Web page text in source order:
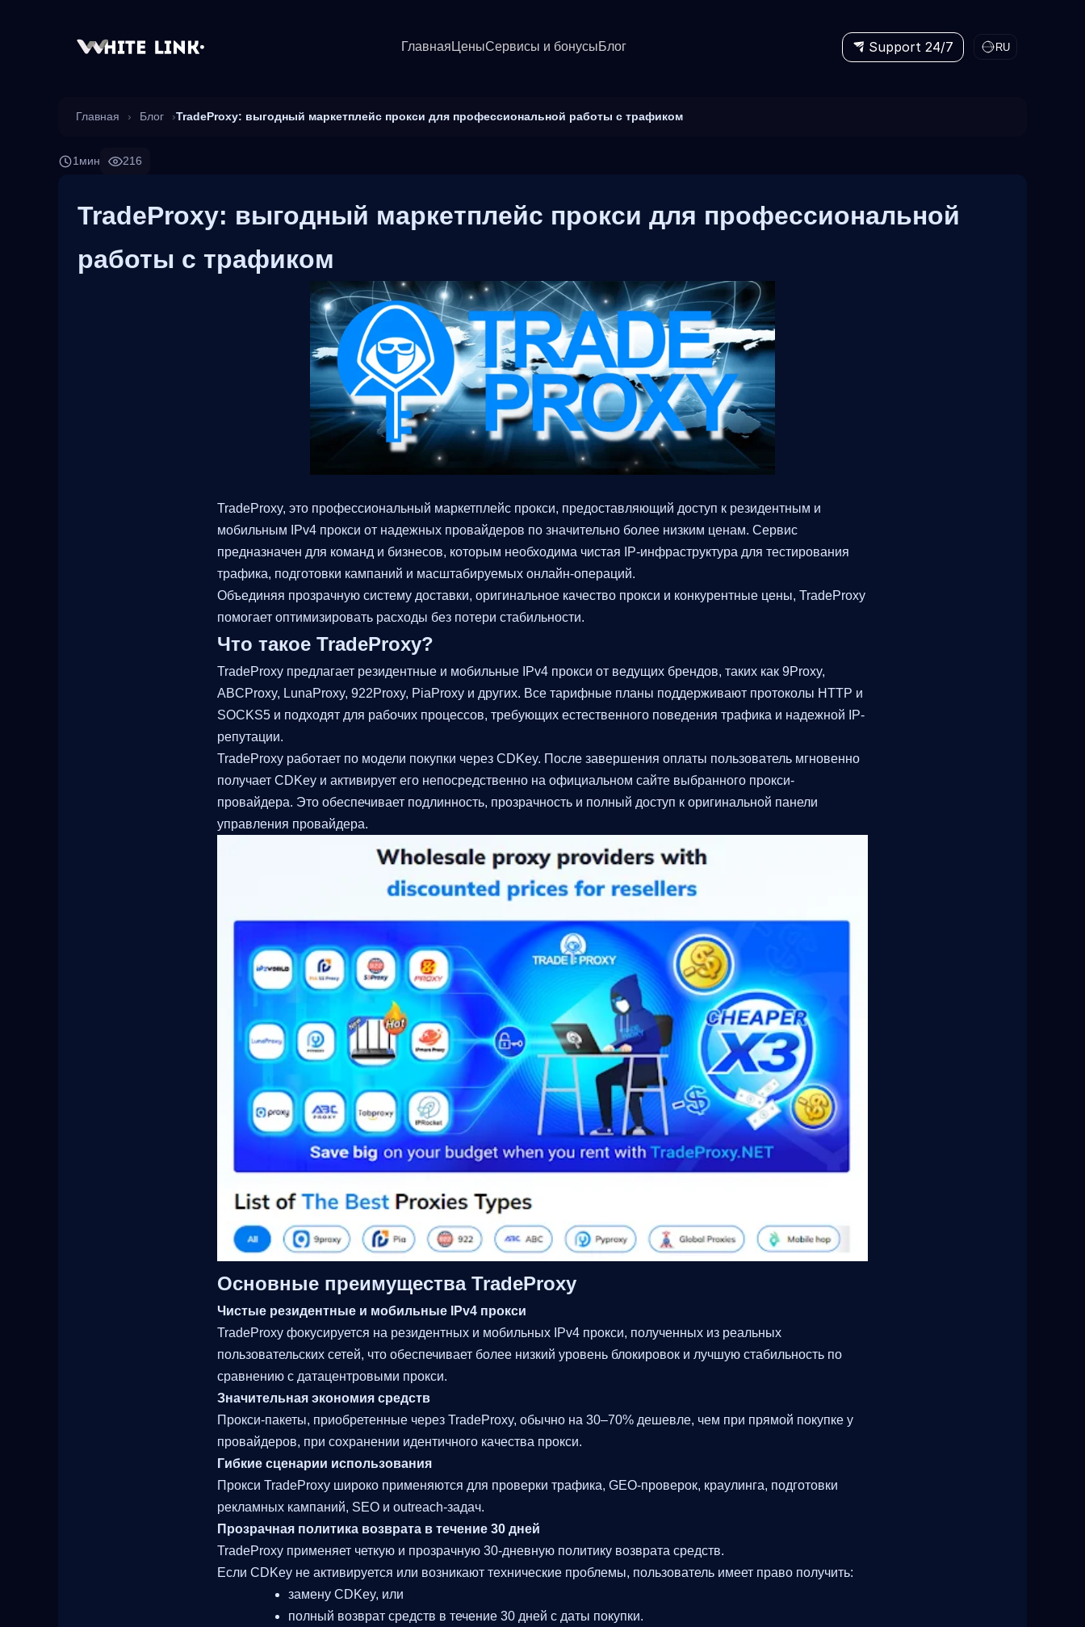
Главная ЦеныСервисы и бонусыБлог Support 24/7 RU
Главная › Блог ›TradeProxy: выгодный маркетплейс прокси для профессиональной работы с трафиком
1мин 216
TradeProxy: выгодный маркетплейс прокси для профессиональной
работы с трафиком
TradeProxy, это профессиональный маркетплейс прокси, предоставляющий доступ к резидентным и
мобильным IPv4 прокси от надежных провайдеров по значительно более низким ценам. Сервис
предназначен для команд и бизнесов, которым необходима чистая IP-инфраструктура для тестирования
трафика, подготовки кампаний и масштабируемых онлайн-операций.
Объединяя прозрачную систему доставки, оригинальное качество прокси и конкурентные цены, TradeProxy
помогает оптимизировать расходы без потери стабильности.
Что такое TradeProxy?
TradeProxy предлагает резидентные и мобильные IPv4 прокси от ведущих брендов, таких как 9Proxy,
ABCProxy, LunaProxy, 922Proxy, PiaProxy и других. Все тарифные планы поддерживают протоколы HTTP и
SOCKS5 и подходят для рабочих процессов, требующих естественного поведения трафика и надежной IP-
репутации.
TradeProxy работает по модели покупки через CDKey. После завершения оплаты пользователь мгновенно
получает CDKey и активирует его непосредственно на официальном сайте выбранного прокси-
провайдера. Это обеспечивает подлинность, прозрачность и полный доступ к оригинальной панели
управления провайдера.
Основные преимущества TradeProxy
Чистые резидентные и мобильные IPv4 прокси
TradeProxy фокусируется на резидентных и мобильных IPv4 прокси, полученных из реальных
пользовательских сетей, что обеспечивает более низкий уровень блокировок и лучшую стабильность по
сравнению с датацентровыми прокси.
Значительная экономия средств
Прокси-пакеты, приобретенные через TradeProxy, обычно на 30–70% дешевле, чем при прямой покупке у
провайдеров, при сохранении идентичного качества прокси.
Гибкие сценарии использования
Прокси TradeProxy широко применяются для проверки трафика, GEO-проверок, краулинга, подготовки
рекламных кампаний, SEO и outreach-задач.
Прозрачная политика возврата в течение 30 дней
TradeProxy применяет четкую и прозрачную 30-дневную политику возврата средств.
Если CDKey не активируется или возникают технические проблемы, пользователь имеет право получить:
замену CDKey, или
полный возврат средств в течение 30 дней с даты покупки.